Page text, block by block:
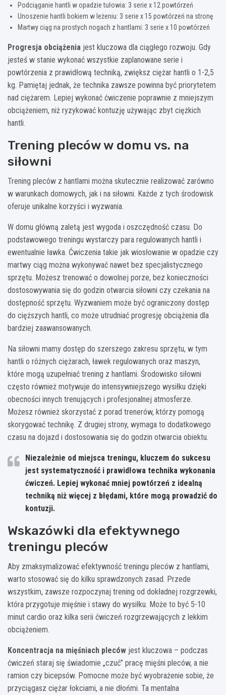
Podciąganie hantli w opadzie tułowia: 3 serie x 12 powtórzeń
Unoszenie hantli bokiem w leżeniu: 3 serie x 15 powtórzeń na stronę
Martwy ciąg na prostych nogach z hantlami: 3 serie x 10 powtórzeń
Progresja obciążenia jest kluczowa dla ciągłego rozwoju. Gdy
jesteś w stanie wykonać wszystkie zaplanowane serie i
powtórzenia z prawidłową techniką, zwiększ ciężar hantli o 1-2,5
kg. Pamiętaj jednak, że technika zawsze powinna być priorytetem
nad ciężarem. Lepiej wykonać ćwiczenie poprawnie z mniejszym
obciążeniem, niż ryzykować kontuzję używając zbyt ciężkich
hantli.
Trening pleców w domu vs. na
siłowni
Trening pleców z hantlami można skutecznie realizować zarówno
w warunkach domowych, jak i na siłowni. Każde z tych środowisk
oferuje unikalne korzyści i wyzwania.
W domu główną zaletą jest wygoda i oszczędność czasu. Do
podstawowego treningu wystarczy para regulowanych hantli i
ewentualnie ławka. Ćwiczenia takie jak wiosłowanie w opadzie czy
martwy ciąg można wykonywać nawet bez specjalistycznego
sprzętu. Możesz trenować o dowolnej porze, bez konieczności
dostosowywania się do godzin otwarcia siłowni czy czekania na
dostępność sprzętu. Wyzwaniem może być ograniczony dostęp
do cięższych hantli, co może utrudniać progresję obciążenia dla
bardziej zaawansowanych.
Na siłowni mamy dostęp do szerszego zakresu sprzętu, w tym
hantli o różnych ciężarach, ławek regulowanych oraz maszyn,
które mogą uzupełniać trening z hantlami. Środowisko siłowni
często również motywuje do intensywniejszego wysiłku dzięki
obecności innych trenujących i profesjonalnej atmosferze.
Możesz również skorzystać z porad trenerów, którzy pomogą
skorygować technikę. Z drugiej strony, wymaga to dodatkowego
czasu na dojazd i dostosowania się do godzin otwarcia obiektu.
Niezależnie od miejsca treningu, kluczem do sukcesu
jest systematyczność i prawidłowa technika wykonania
ćwiczeń. Lepiej wykonać mniej powtórzeń z idealną
techniką niż więcej z błędami, które mogą prowadzić do
kontuzji.
Wskazówki dla efektywnego
treningu pleców
Aby zmaksymalizować efektywność treningu pleców z hantlami,
warto stosować się do kilku sprawdzonych zasad. Przede
wszystkim, zawsze rozpoczynaj trening od dokładnej rozgrzewki,
która przygotuje mięśnie i stawy do wysiłku. Może to być 5-10
minut cardio oraz kilka serii ćwiczeń rozgrzewających z lekkim
obciążeniem.
Koncentracja na mięśniach pleców jest kluczowa – podczas
ćwiczeń staraj się świadomie „czuć” pracę mięśni pleców, a nie
ramion czy bicepsów. Pomocne może być wyobrażenie sobie, że
przyciągasz ciężar łokciami, a nie dłońmi. Ta mentalna